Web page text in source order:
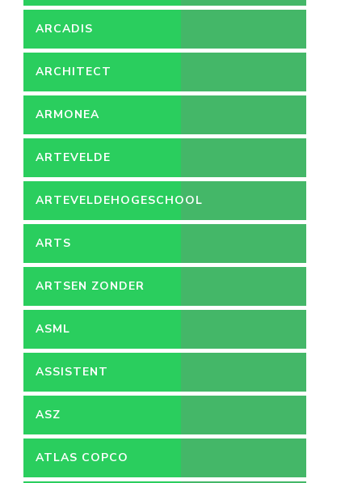
ARCADIS
ARCHITECT
ARMONEA
ARTEVELDE
ARTEVELDEHOGESCHOOL
ARTS
ARTSEN ZONDER
GRENZEN
ASML
ASSISTENT
ACCOUNTANT
ASZ
ATLAS COPCO